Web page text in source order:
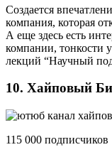
Создается
компания, которая
А еще здесь есть
компании, тонкости
лекций “Научный
10. Хайповый
115 000 подписчиков